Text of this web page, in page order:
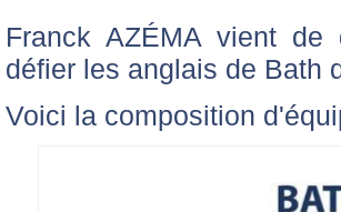
Franck AZÉMA vient
défier les anglais de Bath
Voici la composition